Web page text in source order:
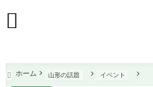

 ホーム 山形の話題 イベント